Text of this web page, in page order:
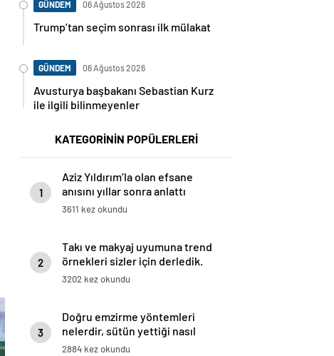
GÜNDEM 06 Ağustos 2026
Trump’tan seçim sonrası ilk mülakat
GÜNDEM 06 Ağustos 2026
Avusturya başbakanı Sebastian Kurz
ile ilgili bilinmeyenler
KATEGORİNİN POPÜLERLERİ
1
Aziz Yıldırım’la olan efsane
anısını yıllar sonra anlattı
3611 kez okundu
2
Takı ve makyaj uyumuna trend
örnekleri sizler için derledik.
3202 kez okundu
3
Doğru emzirme yöntemleri
nelerdir, sütün yettiği nasıl
anlaşılır?
2884 kez okundu